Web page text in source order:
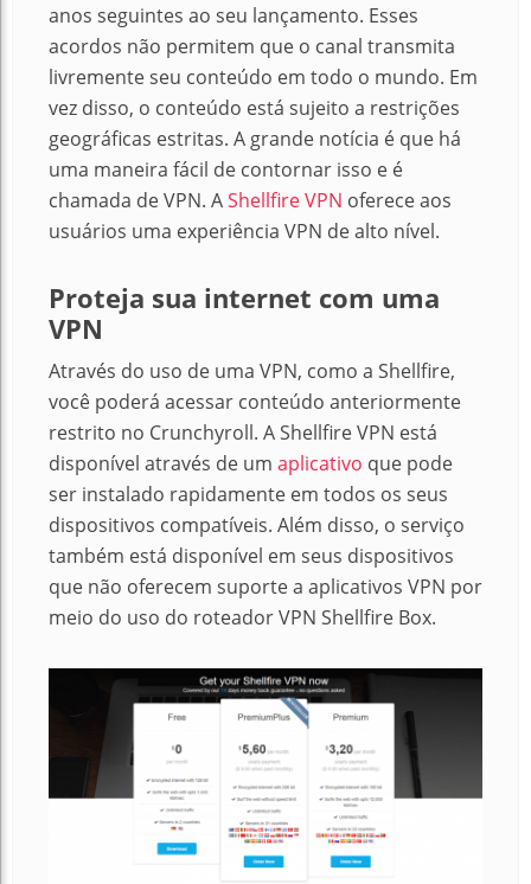
anos seguintes ao seu lançamento. Esses
acordos não permitem que o canal transmita
livremente seu conteúdo em todo o mundo. Em
vez disso, o conteúdo está sujeito a restrições
geográficas estritas. A grande notícia é que há
uma maneira fácil de contornar isso e é
chamada de VPN. AShellfire VPN oferece aos
usuários uma experiência VPN de alto nível.
Proteja sua internet com uma
VPN
Através do uso de uma VPN, como a Shellfire,
você poderá acessar conteúdo anteriormente
restrito no Crunchyroll. A Shellfire VPN está
disponível através de um aplicativo que pode
ser instalado rapidamente em todos os seus
dispositivos compatíveis. Além disso, o serviço
também está disponível em seus dispositivos
que não oferecem suporte a aplicativos VPN por
meio do uso do roteador VPN Shellfire Box.